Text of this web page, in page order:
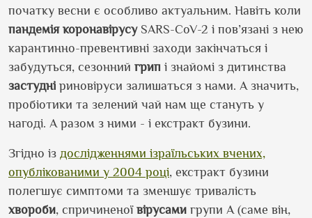
початку весни є особливо актуальним. Навіть коли
пандемія коронавірусуSARS-CoV-2 і пов’язані з нею
карантинно-превентивні заходи закінчаться і
забудуться, сезонний грип і знайомі з дитинства
застудні риновіруси залишаться з нами. А значить,
пробіотики та зелений чай нам ще стануть у
нагоді. А разом з ними - і екстракт бузини.
Згідно із дослідженнями ізраїльських вчених,
опублікованими у 2004 році, екстракт бузини
полегшує симптоми та зменшує тривалість
хвороби, спричиненої вірусами групи А (саме він,